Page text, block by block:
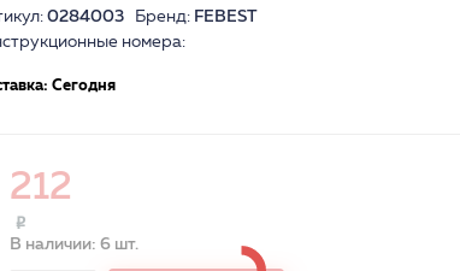
0284003 Бренд: FEBEST
номера:
Сегодня
212
В наличии: 6 шт.